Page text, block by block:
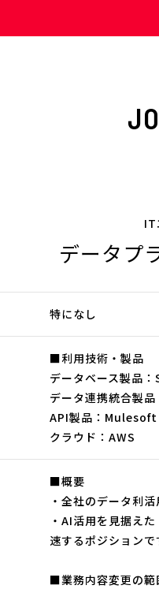
IT
データプ
特になし
■利用技術・製品
データベース製品
データ連携統合製
API製品：Mulesoft
クラウド：AWS
■概要
・全社のデータ利
・AI活用を見据え
速するポジションで
■業務内容変更の範